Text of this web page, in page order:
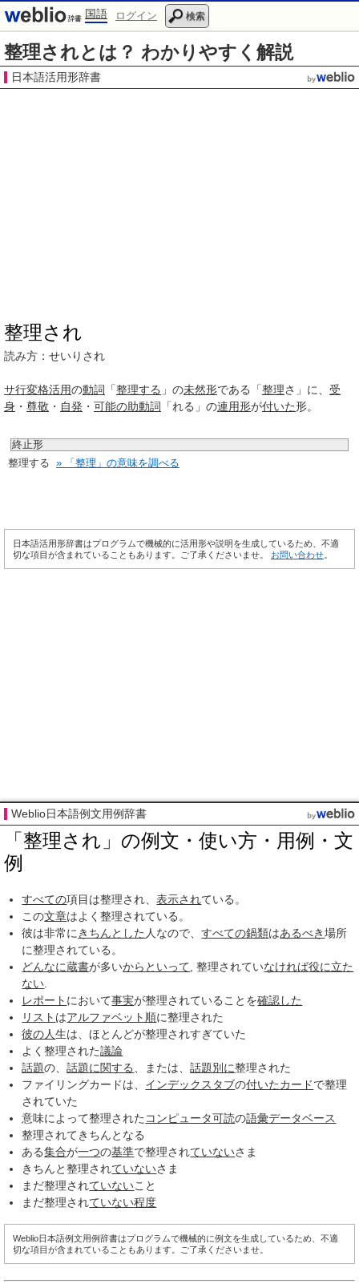
国語 ログイン 検索
整理されとは？ わかりやすく解説
日本語活用形辞書
整理され
読み方：せいりされ
サ行変格活用の動詞 「整理する 」の未然形である「整理さ」に、 受
身 ・ 尊敬 ・ 自発 ・ 可能の助動詞 「れる」の連用形が付いた形。
終止形
整理する » 「整理」の意味を調べる
日本語活用形辞書はプログラムで機械的に活用形や説明を生成しているため、不適
切な項目が含まれていることもあります。ご了承くださいませ。 お問い合わせ
Weblio日本語例文用例辞書
「整理され」の例文・使い方・用例・文
例
すべての項目は整理され、表示されている。
この文章はよく整理されている。
彼は非常に きちんとした 人なので、すべての鍋類はあるべき場所
に整理されている。
どんなに蔵書が多いからといって , 整理されていなければ役に立た
ない
レポート において事実が整理されていることを確認した
リスト はアルファベット順に整理された
彼の人生は、ほとんどが整理されすぎていた
よく整理された議論
話題の、話題に関する 、または、話題別に整理された
ファイリングカードは、 インデックスタブの付いたカードで整理
されていた
意味によって整理された コンピュータ可読の語彙データベース
整理されてきちんとなる
ある集合が一つの基準で整理されていないさま
きちんと整理されていないさま
まだ整理されていないこと
まだ整理されていない程度
Weblio日本語例文用例辞書はプログラムで機械的に例文を生成しているため、不適
切な項目が含まれていることもあります。ご了承くださいませ。